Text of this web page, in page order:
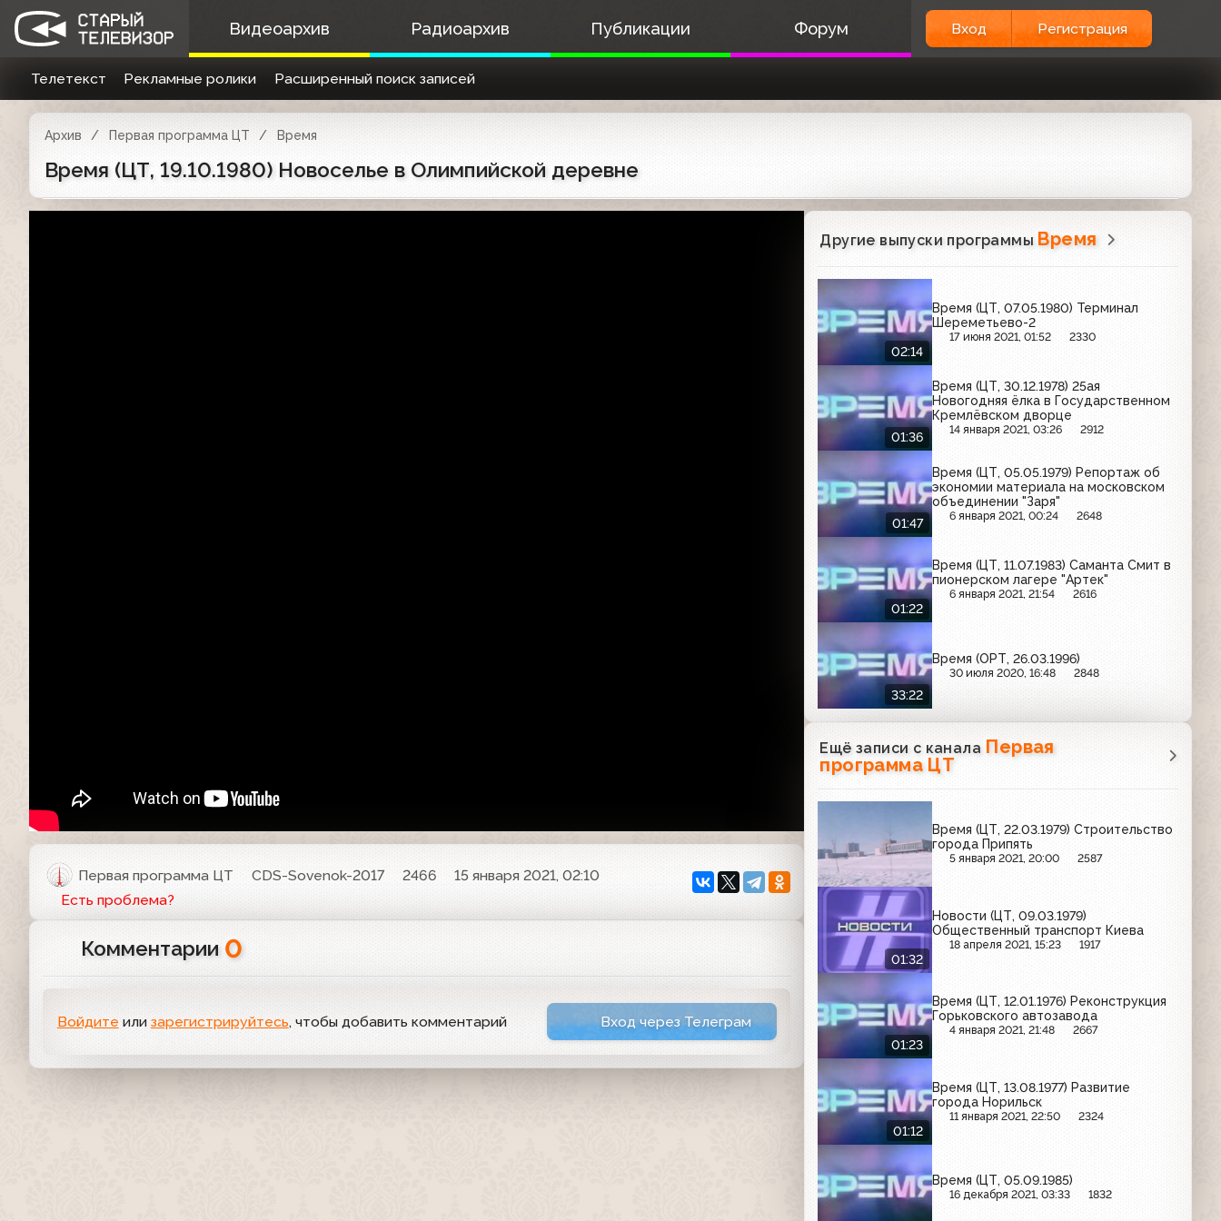
Видеоархив Радиоархив Публикации Форум Вход Регистрация
Телетекст Рекламные ролики Расширенный поиск записей
Архив Первая программа ЦТ Время
Время (ЦТ, 19.10.1980) Новоселье в Олимпийской деревне
Первая программа ЦТ CDS-Sovenok-2017 2466
15 января 2021, 02:10
Есть проблема?
Комментарии 0
Войдите или зарегистрируйтесь, чтобы добавить комментарий Вход через Телеграм
Другие выпуски программы Время
02:14
Время (ЦТ, 07.05.1980) Терминал
Шереметьево-2
17 июня 2021, 01:52 2330
01:36
Время (ЦТ, 30.12.1978) 25ая
Новогодняя ёлка в Государственном
Кремлёвском дворце
14 января 2021, 03:26 2912
01:47
Время (ЦТ, 05.05.1979) Репортаж об
экономии материала на московском
объединении "Заря"
6 января 2021, 00:24 2648
01:22
Время (ЦТ, 11.07.1983) Саманта Смит в
пионерском лагере "Артек"
6 января 2021, 21:54 2616
33:22
Время (ОРТ, 26.03.1996)
30 июля 2020, 16:48 2848
Ещё записи с канала Первая
программа ЦТ
Время (ЦТ, 22.03.1979) Строительство
города Припять
5 января 2021, 20:00 2587
01:32
Новости (ЦТ, 09.03.1979)
Общественный транспорт Киева
18 апреля 2021, 15:23 1917
01:23
Время (ЦТ, 12.01.1976) Реконструкция
Горьковского автозавода
4 января 2021, 21:48 2667
01:12
Время (ЦТ, 13.08.1977) Развитие
города Норильск
11 января 2021, 22:50 2324
Время (ЦТ, 05.09.1985)
16 декабря 2021, 03:33 1832